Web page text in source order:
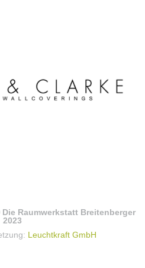
Raumwerkstatt Breitenberger
2023
Leuchtkraft GmbH